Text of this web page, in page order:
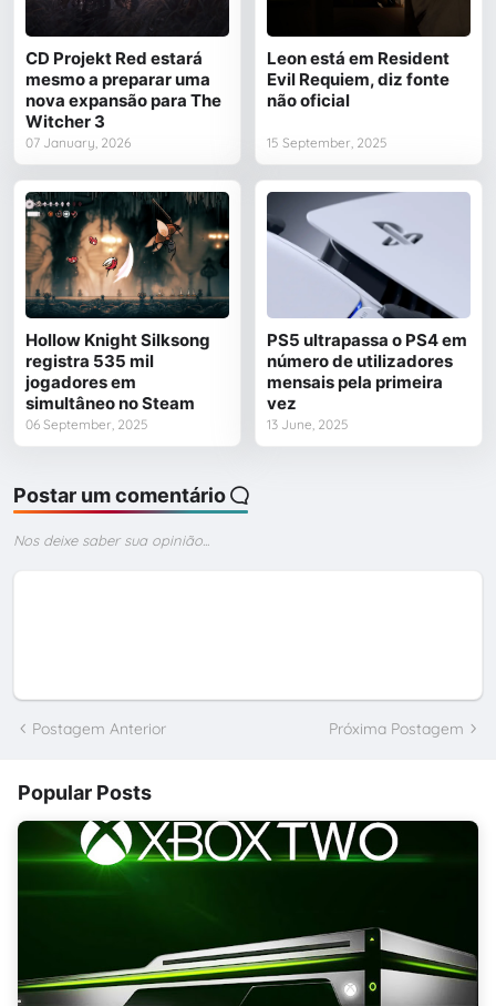
CD Projekt Red estará
mesmo a preparar uma
nova expansão para The
Witcher 3
07 January, 2026
Leon está em Resident
Evil Requiem, diz fonte
não oficial
15 September, 2025
Hollow Knight Silksong
registra 535 mil
jogadores em
simultâneo no Steam
06 September, 2025
PS5 ultrapassa o PS4 em
número de utilizadores
mensais pela primeira
vez
13 June, 2025
Postar um comentário
Nos deixe saber sua opinião...
Postagem Anterior Próxima Postagem
Popular Posts